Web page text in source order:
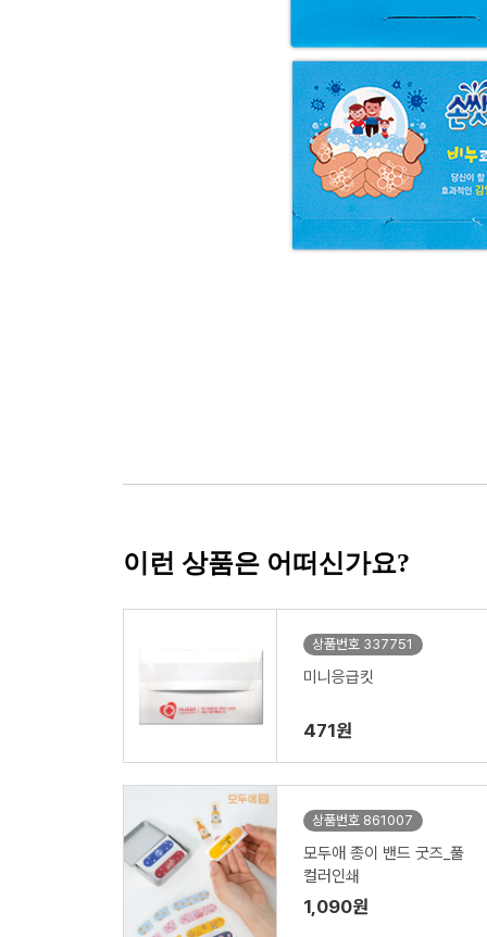
이런 상품은 어떠신가요?
상품번호 337751
미니응급킷
471원
상품번호 861007
모두애 종이 밴드 굿즈_풀
컬러인쇄
1,090원